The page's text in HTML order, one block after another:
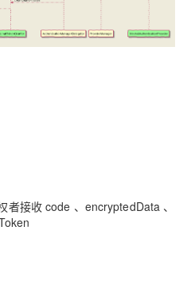
接收 code 、encryptedData 、